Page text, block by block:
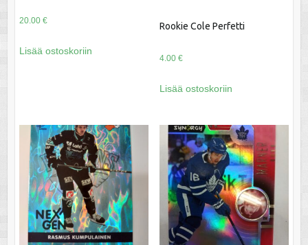
20.00 €
Lisää ostoskoriin
Rookie Cole Perfetti
4.00 €
Lisää ostoskoriin